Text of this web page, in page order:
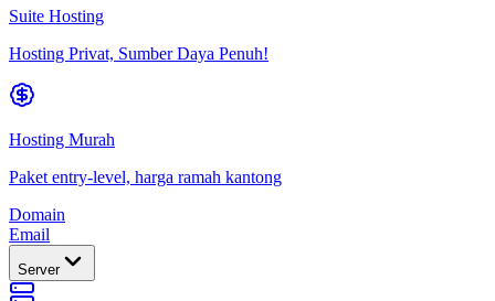
Suite Hosting
Hosting Privat, Sumber Daya Penuh!
Hosting Murah
Paket entry-level, harga ramah kantong
Domain
Email
Server